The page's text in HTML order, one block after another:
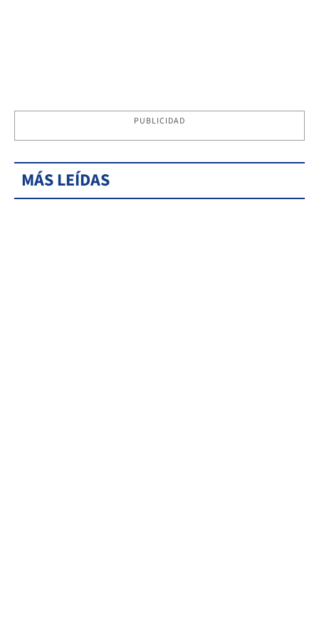
PUBLICIDAD
MÁS LEÍDAS